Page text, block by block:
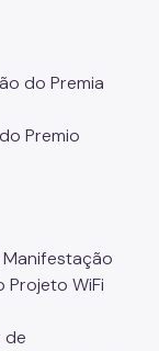
do Premia
Premio
Projeto WiFi
de